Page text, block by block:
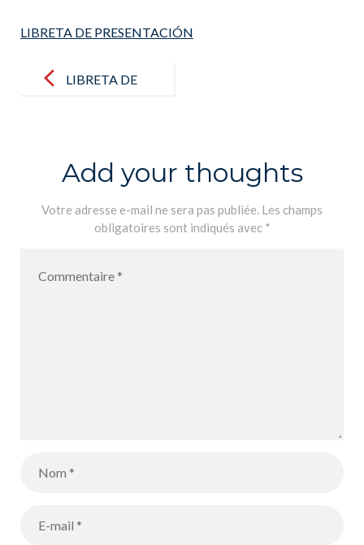
LIBRETA DE PRESENTACIÓN
navigationLIBRETA DE
Add your thoughts
Votre adresse e-mail ne sera pas publiée. Les champs
obligatoires sont indiqués avec *